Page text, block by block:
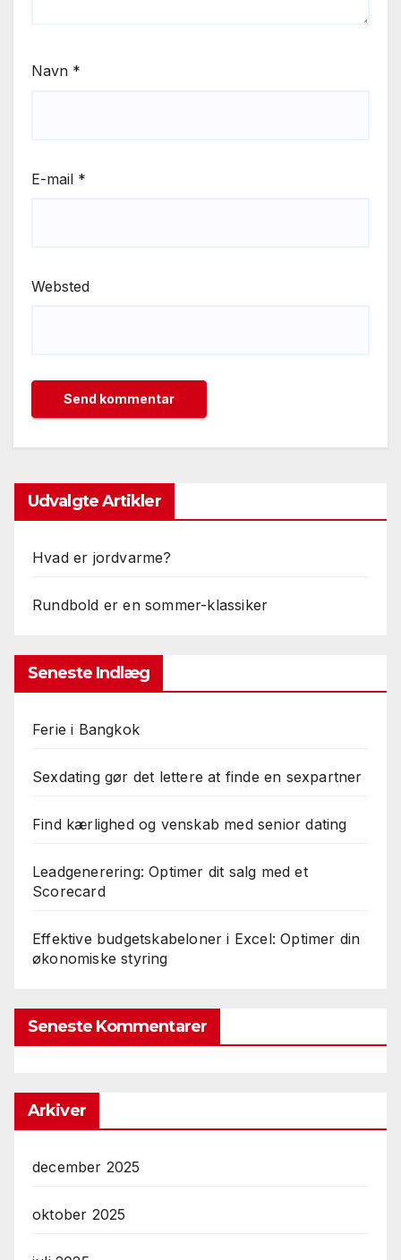
Navn *
E-mail *
Websted
Udvalgte Artikler
Hvad er jordvarme?
Rundbold er en sommer-klassiker
Seneste Indlæg
Ferie i Bangkok
Sexdating gør det lettere at finde en sexpartner
Find kærlighed og venskab med senior dating
Leadgenerering: Optimer dit salg med et
Scorecard
Effektive budgetskabeloner i Excel: Optimer din
økonomiske styring
Seneste Kommentarer
Arkiver
december 2025
oktober 2025